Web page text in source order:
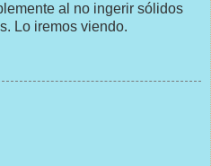
al no ingerir sólidos
Lo iremos viendo.